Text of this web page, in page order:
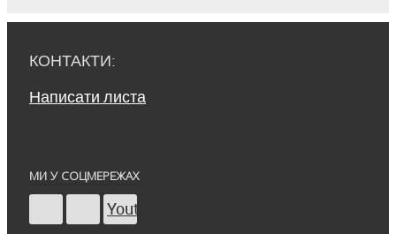
КОНТАКТИ:
Написати листа
МИ У СОЦМЕРЕЖАХ
Youtube